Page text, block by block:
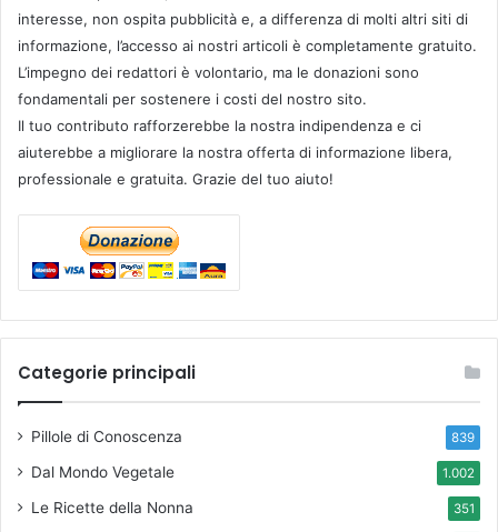
interesse, non ospita pubblicità e, a differenza di molti altri siti di
informazione, l’accesso ai nostri articoli è completamente gratuito.
L’impegno dei redattori è volontario, ma le donazioni sono
fondamentali per sostenere i costi del nostro sito.
Il tuo contributo rafforzerebbe la nostra indipendenza e ci
aiuterebbe a migliorare la nostra offerta di informazione libera,
professionale e gratuita. Grazie del tuo aiuto!
Categorie principali
Pillole di Conoscenza 839
Dal Mondo Vegetale 1.002
Le Ricette della Nonna 351